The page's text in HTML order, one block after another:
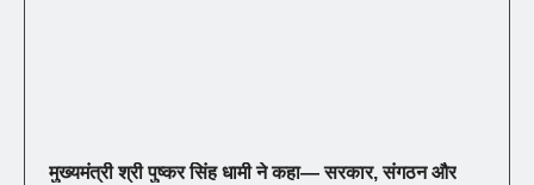
मुख्यमंत्री श्री पुष्कर सिंह धामी ने कहा— सरकार, संगठन और